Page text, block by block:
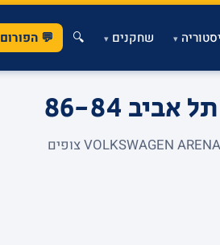
▾ שחקנים▾
🔍 💬 הפורום
אביב86-84